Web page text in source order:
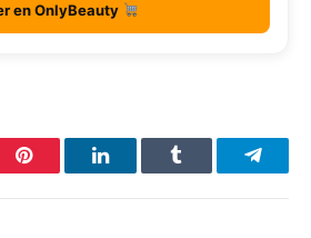
en OnlyBeauty
Pinterest LinkedInTumblr